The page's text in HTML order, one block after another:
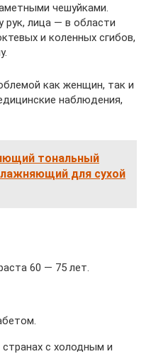
чешуйками.
лица — в области
и коленных сгибов,
как женщин, так и
наблюдения,
тональный
для сухой
60 — 75 лет.
с холодным и